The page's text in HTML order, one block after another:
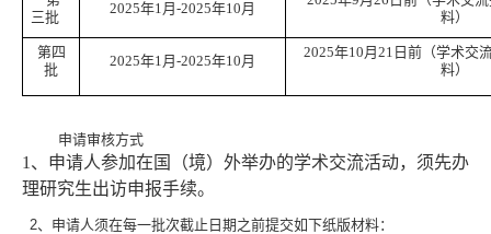
三批
2025年1 月-2025年10 月
料）
第四
批
2025年1 月-2025年10 月
2025年10 月21 日前（学术交
料）
申请审核方式
1 、申请人参加在国（境）外举办的学术交流活动，须先办
理研究生出访申报手续。
2、申请人须在每一批次截止日期之前提交如下纸版材料：